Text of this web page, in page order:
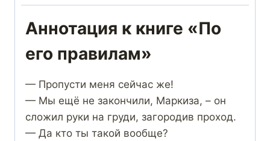
Аннотация к книге «По
его правилам»
— Пропусти меня сейчас же!
— Мы ещё не закончили, Маркиза, – он
сложил руки на груди, загородив проход.
— Да кто ты такой вообще?